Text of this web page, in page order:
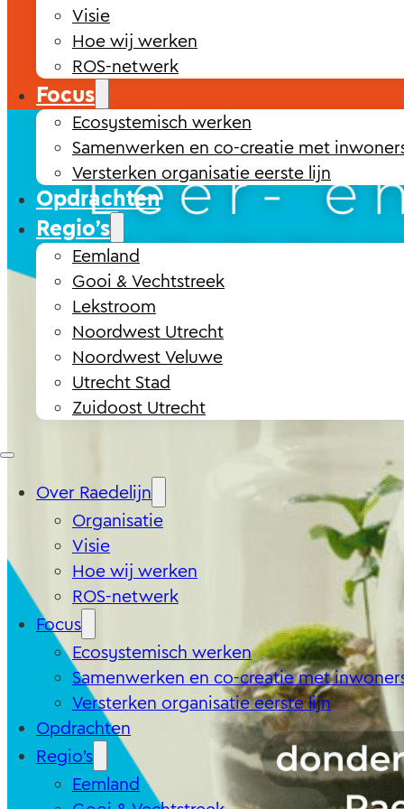
Visie
Hoe wij werken
ROS-netwerk
Focus
Ecosystemisch werken
Samenwerken en co-creatie met
Versterken organisatie eerste lijn
Opdrachten
Regio’s
Eemland
Gooi & Vechtstreek
Lekstroom
Noordwest Utrecht
Noordwest Veluwe
Utrecht Stad
Zuidoost Utrecht
Over Raedelijn
Organisatie
Visie
Hoe wij werken
ROS-netwerk
Focus
Ecosystemisch werken
Samenwerken en co-creatie met
Versterken organisatie eerste lijn
Opdrachten
Regio’s
Eemland